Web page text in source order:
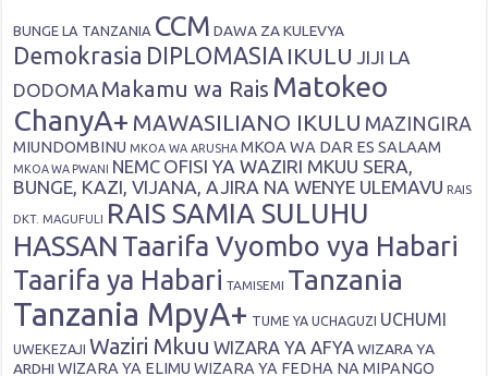
BUNGE LA TANZANIA CCM DAWA ZA KULEVYA
Demokrasia DIPLOMASIA IKULU JIJI LA
DODOMA Makamu wa Rais Matokeo
ChanyA+ MAWASILIANO IKULU MAZINGIRA
MIUNDOMBINU MKOA WA ARUSHA MKOA WA DAR ES SALAAM
MKOA WA PWANI NEMC OFISI YA WAZIRI MKUU SERA,
BUNGE, KAZI, VIJANA, AJIRA NA WENYE ULEMAVU RAIS
DKT. MAGUFULI
RAIS SAMIA SULUHU
HASSAN Taarifa Vyombo vya Habari
Taarifa ya Habari TAMISEMI Tanzania
Tanzania MpyA+ TUME YA UCHAGUZI UCHUMI
UWEKEZAJI Waziri Mkuu WIZARA YA AFYA WIZARA YA
ARDHI WIZARA YA ELIMU WIZARA YA FEDHA NA MIPANGO